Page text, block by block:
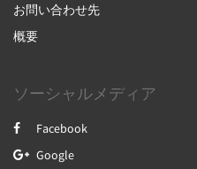
お問い合わせ先
概要
ソーシャルメディア
Facebook
Google